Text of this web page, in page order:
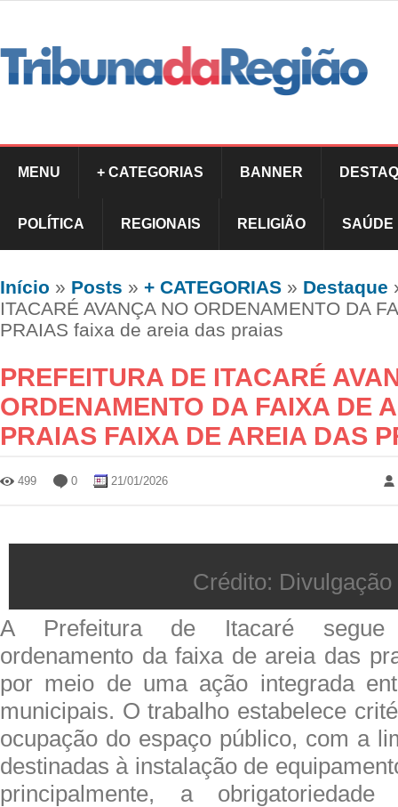
MENU + CATEGORIAS BANNER
POLÍTICA REGIONAIS RELIGIÃO SAÚDE
Início » Posts » + CATEGORIAS » Destaque
ITACARÉ AVANÇA NO ORDENAMENTO DA
PRAIAS faixa de areia das praias
PREFEITURA DE ITACARÉ
ORDENAMENTO DA FAIXA DE
PRAIAS FAIXA DE AREIA DAS
499 0 21/01/2026
Crédito: Divulgação
A Prefeitura de Itacaré segue
ordenamento da faixa de areia das
por meio de uma ação integrada
municipais. O trabalho estabelece
ocupação do espaço público, com a
destinadas à instalação de
principalmente, a